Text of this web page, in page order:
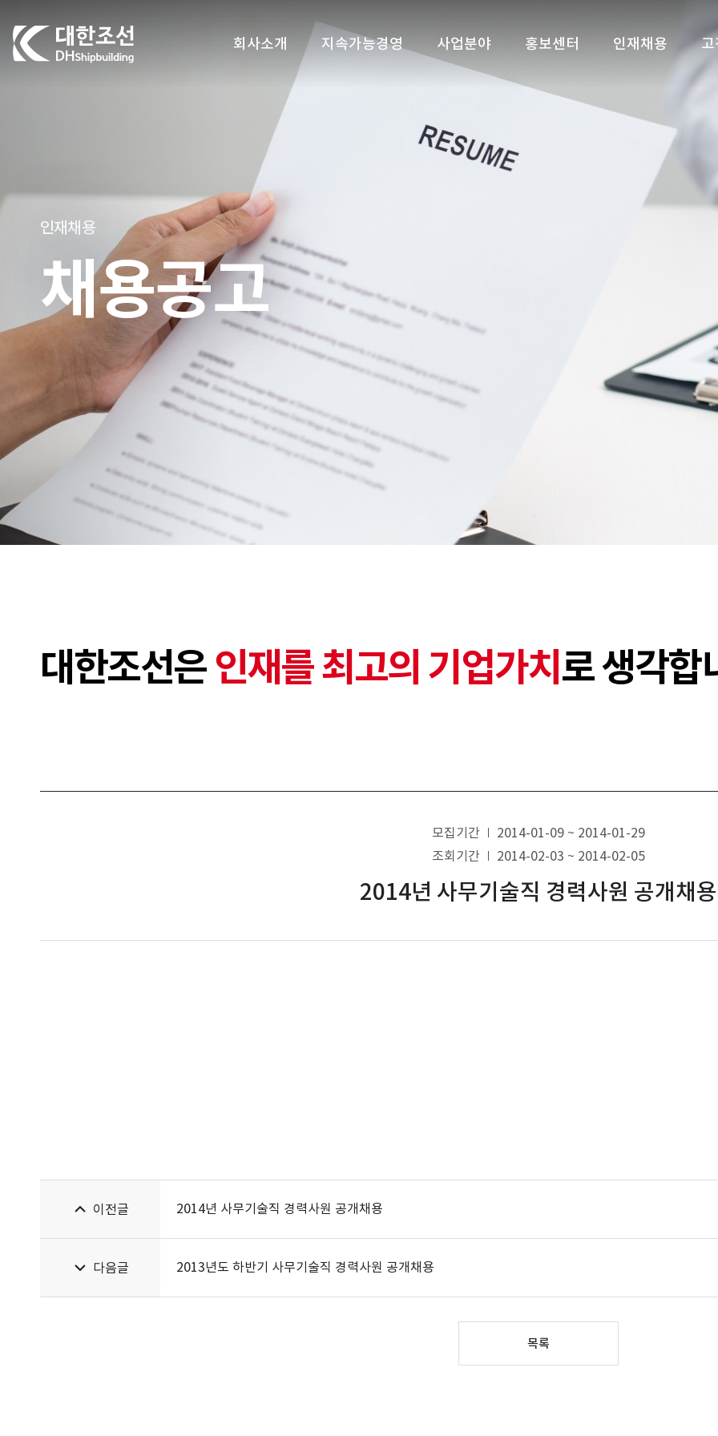
대한조선주식회사
회사소개 지속가능경영 사업분야 홍보센터 인재채용
인재채용
채용공고
대한조선은인재를 최고의 기업가치 로 생각합
모집기간
2014-01-09 ~ 2014-01-29
조회기간
2014-02-03 ~ 2014-02-05
2014년 사무기술직 경력사원 공개채용
이전글 2014년 사무기술직 경력사원 공개채용
다음글 2013년도 하반기 사무기술직 경력사원 공개채용
목록